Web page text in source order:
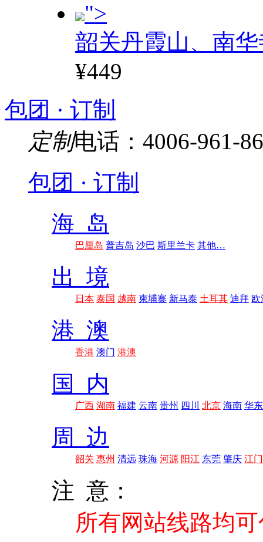
">
韶关丹霞山、南
¥449
包团 · 订制
定制电话：4006-961-
包团 · 订制
海 岛
巴厘岛 普吉岛 沙巴 斯里兰卡 其他…
出 境
日本 泰国 越南 柬埔寨 新马泰 土耳其 迪拜 欧
港 澳
香港 澳门 港澳
国 内
广西 湖南 福建 云南 贵州 四川 北京 海南 华东
周 边
韶关 惠州 清远 珠海 河源 阳江 东莞 肇庆 江门
注 意：
所有网站线路均